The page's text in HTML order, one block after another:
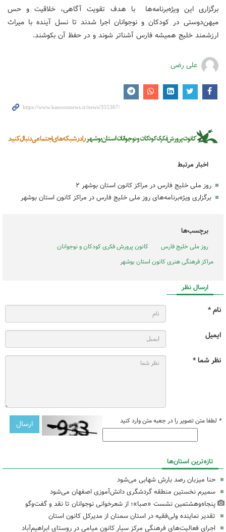
برگزاری این ویژه‌برنامه‌ها با هدف تقویت آگاهی، خلاقیت و حس
میهن‌دوستی در کودکان و نوجوانان اجرا شدند تا نسل آینده با میراث
ارزشمند خلیج همیشه فارس آشناتر شوند و در حفظ آن بکوشند.
علی رضی
اخبار مرتبط
روز ملی خلیج فارس در مراکز کانون استان بوشهر ۲
برگزاری ویژه‌برنامه‌های روز ملی خلیج فارس در مراکز کانون استان بوشهر
برچسب‌ها
روز ملی خلیج فارس
کانون پرورش فکری کودکان و نوجوانان
مراکز فرهنگی هنری کانون استان بوشهر
ارسال نظر
نام *
ایمیل
نظر شما *
* لطفا متن تصویر را در جعبه متن وارد کنید
تازه‌ترین استان‌ها
حنا میزبان رصد بارش شهابی می‌شود
سمیرم نخستین منطقه گردشگری دانش‌آموزی اصفهان می‌شود
پنجاه‌وهشتمین نشست «صبا»؛ از شعرخوانی نوجوانان تا نقد و گفت‌وگو
تقدیر نماینده ولی‌فقیه در استان سمنان از مدیرکل کانون استان
اجرای فعالیت‌های فرهنگی مرکز سیار کانون میامی در روستای ابراهیم‌آباد